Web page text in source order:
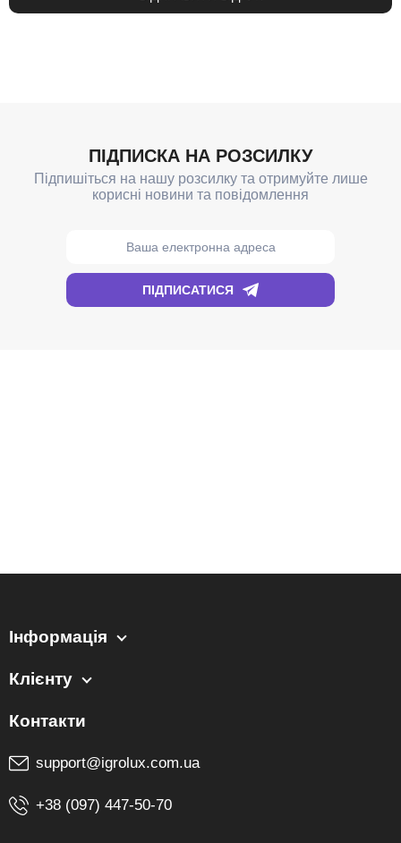
Інформація
Клієнту
support@igrolux.com.ua
+38 (097) 447-50-70